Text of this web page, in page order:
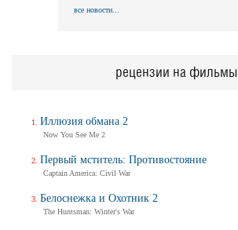
все новости...
рецензии на фильмы
Иллюзия обмана 2
Now You See Me 2
Первый мститель: Противостояние
Captain America: Civil War
Белоснежка и Охотник 2
The Huntsman: Winter's War